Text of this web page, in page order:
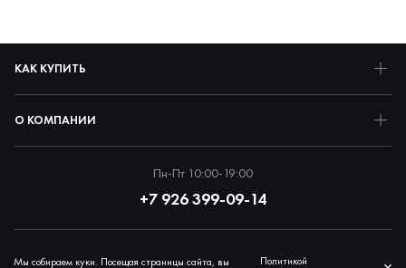
КАК КУПИТЬ
О КОМПАНИИ
Пн-Пт 10:00-19:00
+7 926 399-09-14
Политика обработки персональных данных
Мы собираем куки. Посещая страницы сайта, вы
Политикой